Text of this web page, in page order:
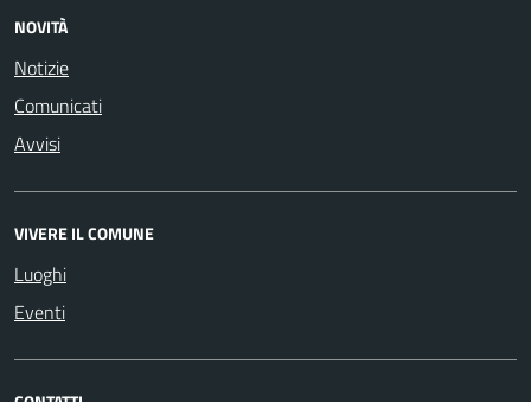
NOVITÀ
Notizie
Comunicati
Avvisi
VIVERE IL COMUNE
Luoghi
Eventi